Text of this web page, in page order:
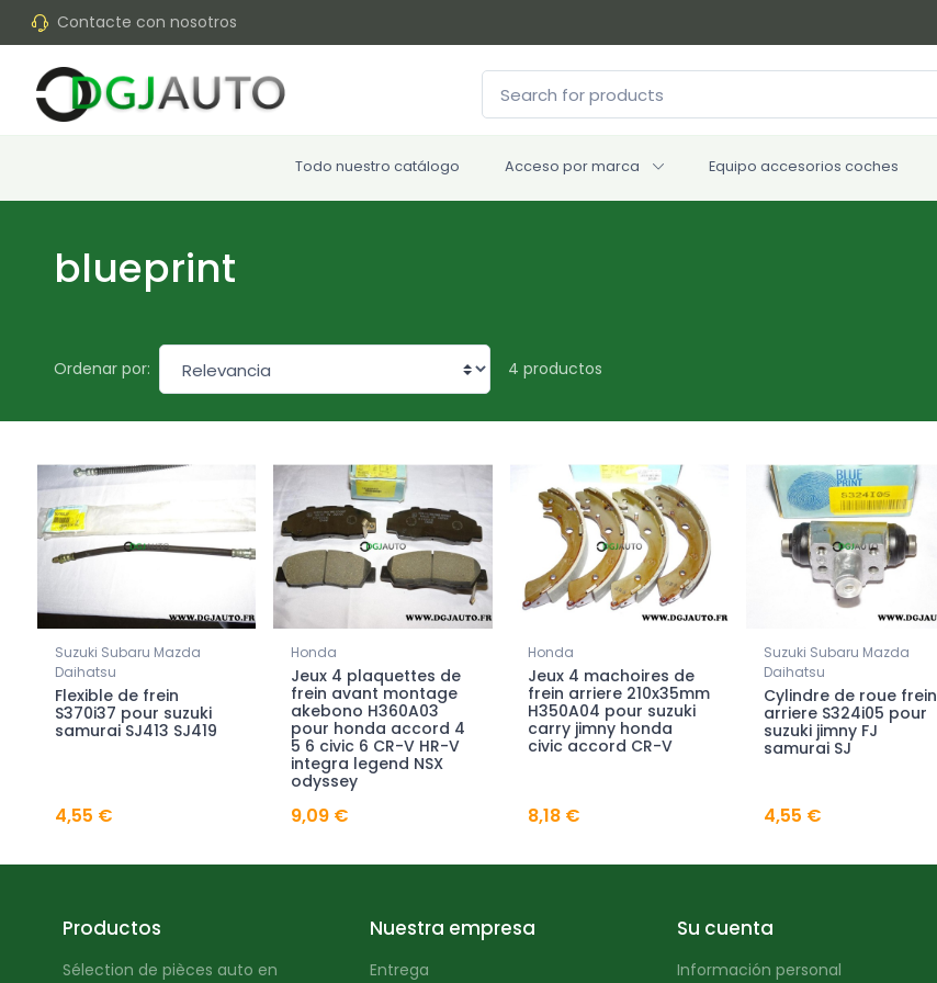
Contacte con nosotros
Todo nuestro catálogo Acceso por marca Equipo accesorios coches
blueprint
Ordenar por: 4 productos
Suzuki Subaru Mazda
Daihatsu
Flexible de frein
S370i37 pour suzuki
samurai SJ413 SJ419
4,55 €
Honda
Jeux 4 plaquettes de
frein avant montage
akebono H360A03
pour honda accord 4
5 6 civic 6 CR-V HR-V
integra legend NSX
odyssey
9,09 €
Honda
Jeux 4 machoires de
frein arriere 210x35mm
H350A04 pour suzuki
carry jimny honda
civic accord CR-V
8,18 €
Suzuki Subaru Mazda
Daihatsu
Cylindre de roue frein
arriere S324i05 pour
suzuki jimny FJ
samurai SJ
4,55 €
Productos
Sélection de pièces auto en
Nuestra empresa
Entrega
Su cuenta
Información personal